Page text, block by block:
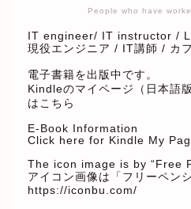
People who have
IT engineer/ IT instructor /
現役エンジニア / IT講師 / カ
電子書籍を出版中です。
Kindleのマイページ（日本語版
はこちら
E-Book Information
Click here for Kindle My
The icon image is by “Free
アイコン画像は「フリーペン
https://iconbu.com/